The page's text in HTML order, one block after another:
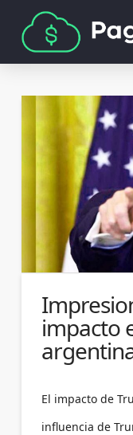
impacto
El impacto de
influencia de